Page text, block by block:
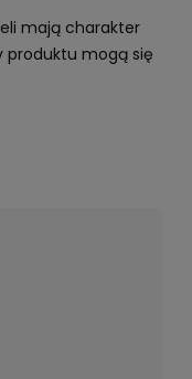
mają charakter
produktu mogą się